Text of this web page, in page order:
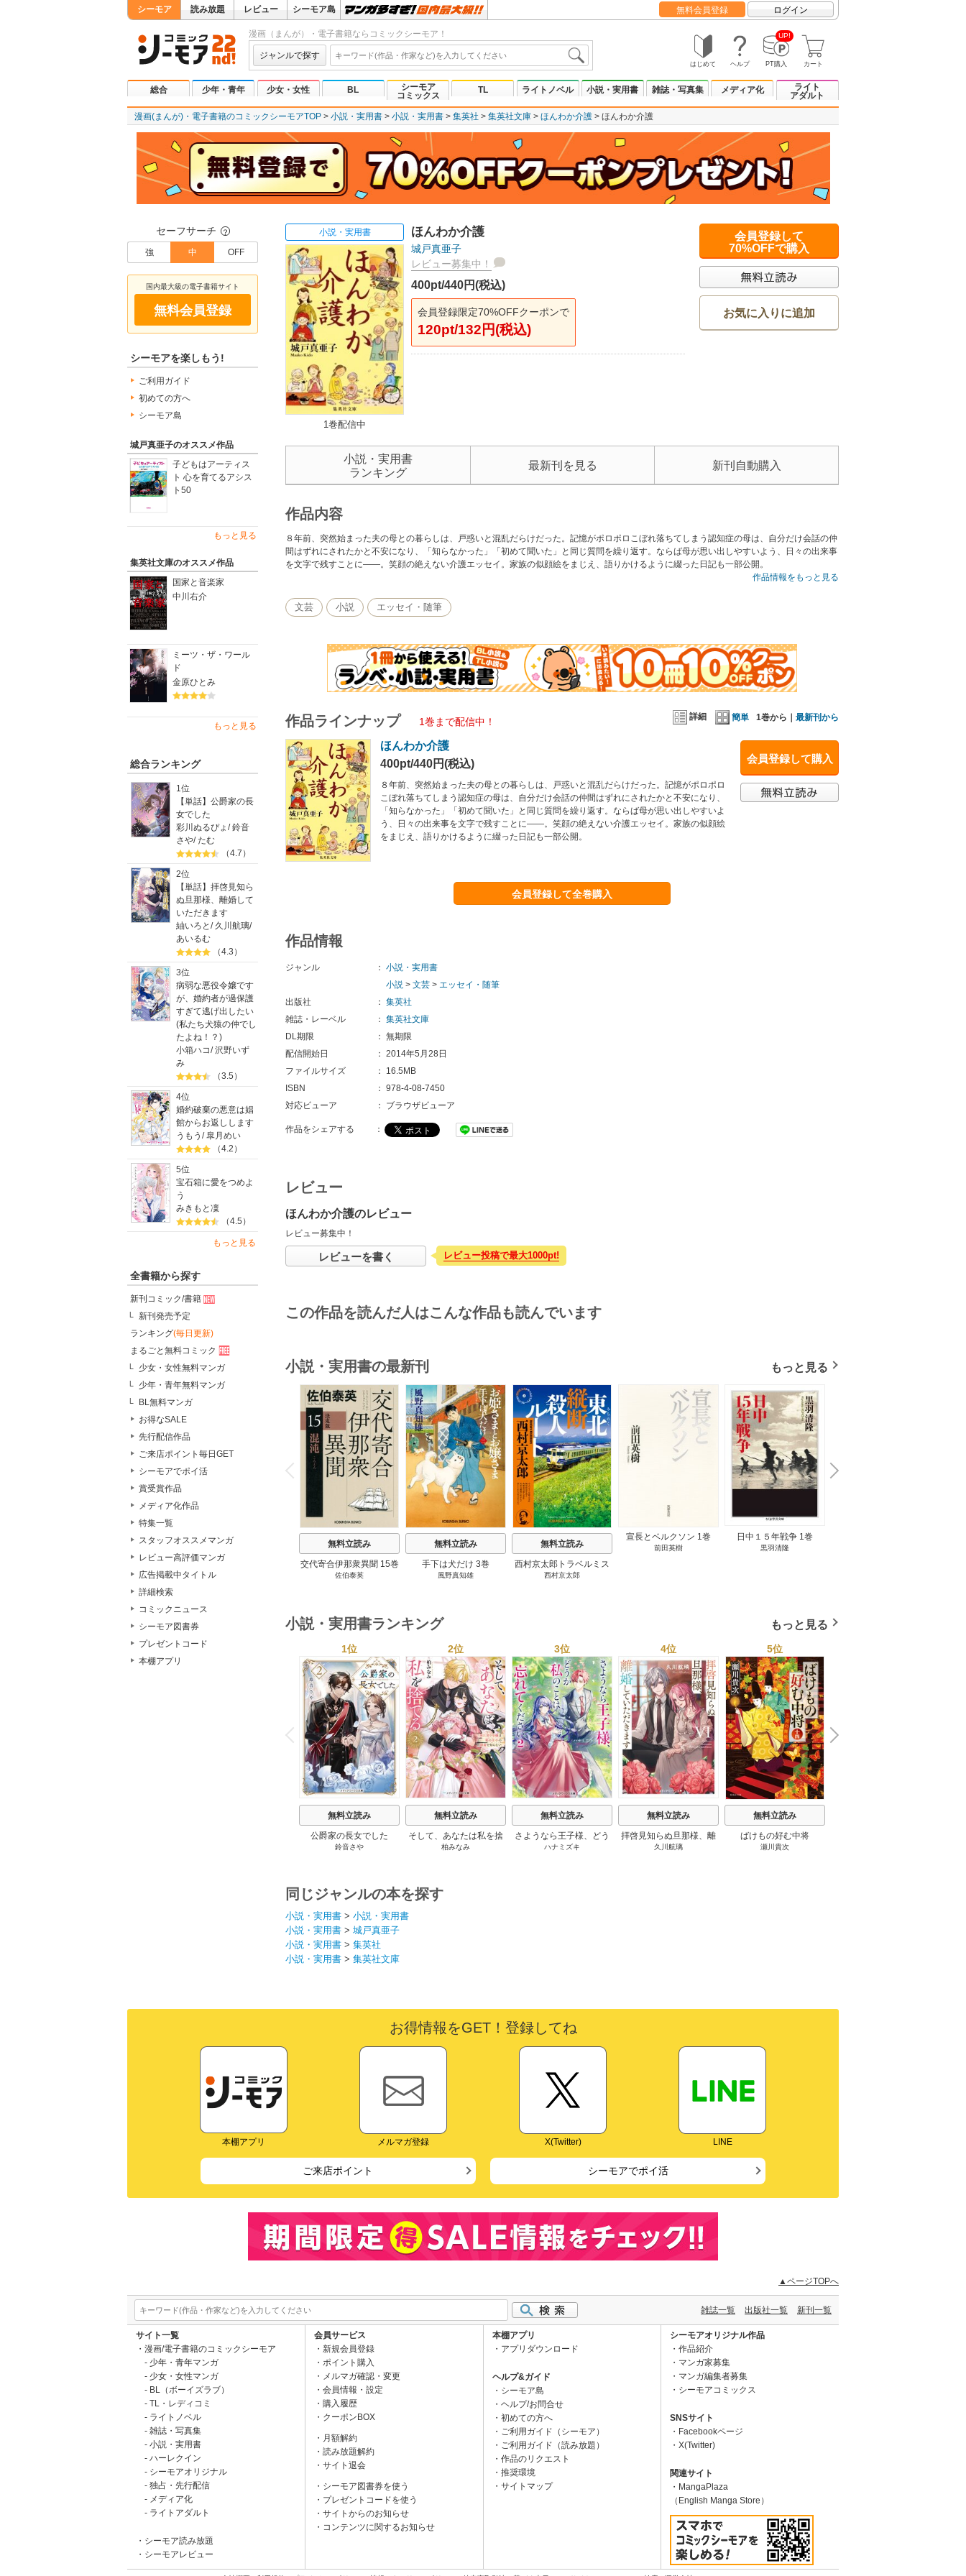
シーモア 読み放題 レビュー シーモア島 無料会員登録 ログイン
漫画（まんが）・電子書籍ならコミックシーモア！
ジャンルで探す
はじめて ヘルプ
UP!
PT購入 カート
総合 少年・青年 少女・女性 BL
シーモア
コミックス
TL ライトノベル 小説・実用書 雑誌・写真集 メディア化
ライト
アダルト
漫画(まんが)・電子書籍のコミックシーモアTOP 小説・実用書 小説・実用書 集英社 集英社文庫 ほんわか介護 ほんわか介護
セーフサーチ ？
強 中 OFF
国内最大級の電子書籍サイト
無料会員登録
シーモアを楽しもう!
ご利用ガイド
初めての方へ
シーモア島
城戸真亜子のオススメ作品
子どもはアーティス
ト 心を育てるアシス
ト50
もっと見る
集英社文庫のオススメ作品
国家と音楽家
中川右介
ミーツ・ザ・ワール
ド
金原ひとみ
もっと見る
総合ランキング
1位
【単話】公爵家の長
女でした
彩川ぬるぴょ /鈴音
さや/たむ
（4.7）
2位
【単話】拝啓見知ら
ぬ旦那様、離婚して
いただきます
紬いろと / 久川航璃/
あいるむ
（4.3）
3位
病弱な悪役令嬢です
が、婚約者が過保護
すぎて逃げ出したい
(私たち犬猿の仲でし
たよね！？)
小箱ハコ/沢野いず
み
（3.5）
4位
婚約破棄の悪意は娼
館からお返しします
うもう /皐月めい
（4.2）
5位
宝石箱に愛をつめよ
う
みきもと凜
（4.5）
もっと見る
全書籍から探す
新刊コミック/書籍
新刊発売予定
ランキング(毎日更新)
まるごと無料コミック
少女・女性無料マンガ
少年・青年無料マンガ
BL無料マンガ
お得なSALE
先行配信作品
ご来店ポイント毎日GET
シーモアでポイ活
賞受賞作品
メディア化作品
特集一覧
スタッフオススメマンガ
レビュー高評価マンガ
広告掲載中タイトル
詳細検索
コミックニュース
シーモア図書券
プレゼントコード
本棚アプリ
小説・実用書
1巻配信中
ほんわか介護
城戸真亜子
レビュー募集中！
400pt/440円(税込)
会員登録限定70%OFFクーポンで
120pt/132円(税込)
会員登録して
70%OFFで購入
お気に入りに追加
小説・実用書
ランキング
最新刊を見る 新刊自動購入
作品内容
８年前、突然始まった夫の母との暮らしは、戸惑いと混乱だらけだった。記憶がポロポロこぼれ落ちてしまう認知症の母は、自分だけ会話の仲
間はずれにされたかと不安になり、「知らなかった」「初めて聞いた」と同じ質問を繰り返す。ならば母が思い出しやすいよう、日々の出来事
を文字で残すことに――。笑顔の絶えない介護エッセイ。家族の似顔絵をまじえ、語りかけるように綴った日記も一部公開。
作品情報をもっと見る
文芸 小説 エッセイ・随筆
詳細 簡単 1巻から｜ 最新刊から
作品ラインナップ 1巻まで配信中！
会員登録して購入
ほんわか介護
400pt/440円(税込)
８年前、突然始まった夫の母との暮らしは、戸惑いと混乱だらけだった。記憶がポロポロ
こぼれ落ちてしまう認知症の母は、自分だけ会話の仲間はずれにされたかと不安になり、
「知らなかった」「初めて聞いた」と同じ質問を繰り返す。ならば母が思い出しやすいよ
う、日々の出来事を文字で残すことに――。笑顔の絶えない介護エッセイ。家族の似顔絵
をまじえ、語りかけるように綴った日記も一部公開。
会員登録して全巻購入
作品情報
ジャンル ： 小説・実用書
小説 > 文芸 > エッセイ・随筆
出版社
： 集英社
雑誌・レーベル
： 集英社文庫
DL期限
： 無期限
配信開始日
： 2014年5月28日
ファイルサイズ
：
16.5MB
ISBN
： 978-4-08-7450
対応ビューア
： ブラウザビューア
作品をシェアする ：
レビュー
ほんわか介護のレビュー
レビュー募集中！
レビューを書く レビュー投稿で最大1000pt!
この作品を読んだ人はこんな作品も読んでいます
小説・実用書の最新刊 もっと見る
P
r
e
i
o
u
s
無料立読み
交代寄合伊那衆異聞 15巻
佐伯泰英
無料立読み
手下は犬だけ 3巻
風野真知雄
無料立読み
西村京太郎トラベルミス
テリー・セレクション 2
西村京太郎
宣長とベルクソン 1巻
前田英樹
日中１５年戦争 1巻
黒羽清隆
N
e
x
t
小説・実用書ランキング もっと見る
P
r
e
v
i
o
u
s
1位
無料立読み
公爵家の長女でした
鈴音さや
2位
無料立読み
そして、あなたは私を捨
てる
柏みなみ
3位
無料立読み
さようなら王子様、どう
か私のことは忘れてくだ
ハナミズキ
4位
無料立読み
拝啓見知らぬ旦那様、離
婚していただきます
久川航璃
5位
無料立読み
ばけもの好む中将
瀬川貴次
N
e
x
t
同じジャンルの本を探す
小説・実用書 > 小説・実用書
小説・実用書 > 城戸真亜子
小説・実用書 > 集英社
小説・実用書 > 集英社文庫
お得情報をGET！登録してね
本棚アプリ メルマガ登録 X(Twitter) LINE
ご来店ポイント シーモアでポイ活
▲ページTOPへ
雑誌一覧 出版社一覧 新刊一覧
サイト一覧
漫画/電子書籍のコミックシーモア
少年・青年マンガ
少女・女性マンガ
BL（ボーイズラブ）
TL・レディコミ
ライトノベル
雑誌・写真集
小説・実用書
ハーレクイン
シーモアオリジナル
独占・先行配信
メディア化
ライトアダルト
シーモア読み放題
シーモアレビュー
会員サービス
新規会員登録
ポイント購入
メルマガ確認・変更
会員情報・設定
購入履歴
クーポンBOX
月額解約
読み放題解約
サイト退会
シーモア図書券を使う
プレゼントコードを使う
サイトからのお知らせ
コンテンツに関するお知らせ
本棚アプリ
アプリダウンロード
ヘルプ&ガイド
シーモア島
ヘルプ/お問合せ
初めての方へ
ご利用ガイド（シーモア）
ご利用ガイド（読み放題）
作品のリクエスト
推奨環境
サイトマップ
シーモアオリジナル作品
作品紹介
マンガ家募集
マンガ編集者募集
シーモアコミックス
SNSサイト
Facebookページ
X(Twitter)
関連サイト
MangaPlaza
（English Manga Store）